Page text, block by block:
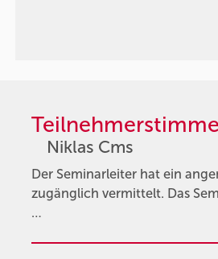
Niklas Cms
Der Seminarleiter hat ein
zugänglich vermittelt. Das
…